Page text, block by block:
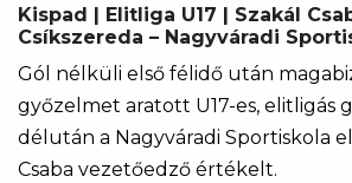
Kispad | Elitliga U17 | Szakál
Csíkszereda – Nagyváradi
Gól nélküli első félidő után
győzelmet aratott U17-es, elitligás
délután a Nagyváradi Sportiskola
Csaba vezetőedző értékelt.